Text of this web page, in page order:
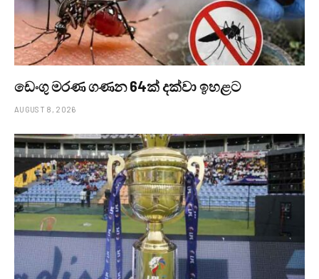
ඩෙංගු මරණ ගණන 64ක් දක්වා ඉහළට
AUGUST 8, 2026